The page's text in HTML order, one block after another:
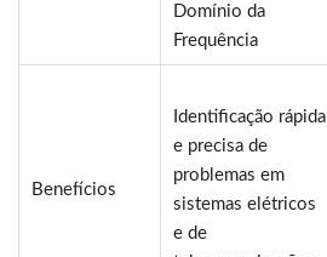
Domínio da
Frequência
Benefícios
Identificação rápida
e precisa de
problemas em
sistemas elétricos
e de